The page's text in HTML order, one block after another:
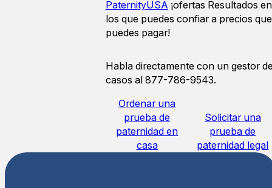
PaternityUSA ¡ofertas Resultados en
los que puedes confiar a precios que
puedes pagar!
Habla directamente con un gestor
casos al 877-786-9543.
Ordenar una
prueba de
paternidad en
casa
Solicitar una
prueba de
paternidad legal